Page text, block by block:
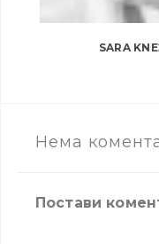
SARA
Нема
Постави